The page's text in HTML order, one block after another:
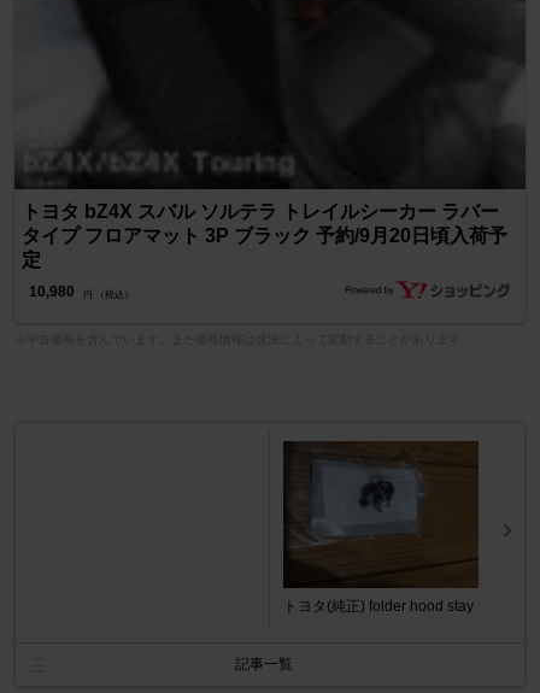
トヨタ bZ4X スバル ソルテラ トレイルシーカー ラバー
タイプ フロアマット 3P ブラック 予約/9月20日頃入荷予
定
10,980 円 （税込）
トヨタ(純正) folder hood stay
記事一覧